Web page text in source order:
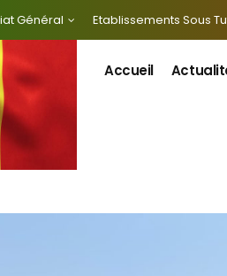
Général Etablissements Sous
Accueil